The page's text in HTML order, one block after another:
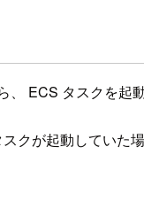
ECS タスクを起
クが起動してい